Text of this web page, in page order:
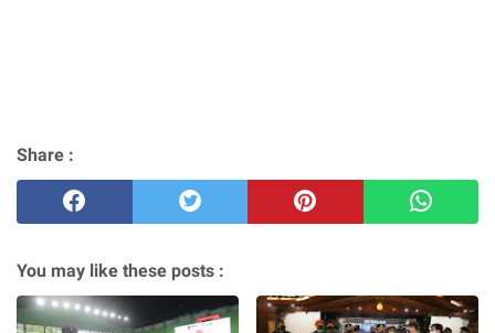
Share :
You may like these posts :